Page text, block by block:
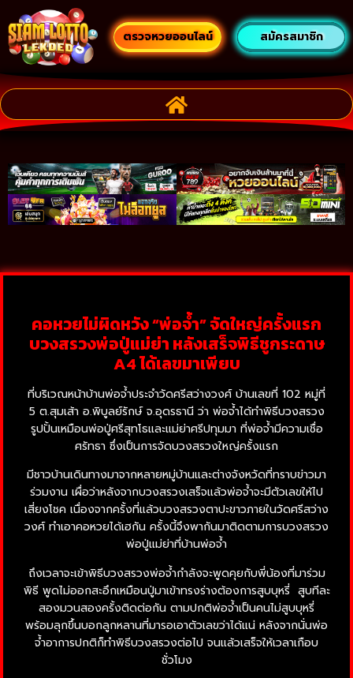
ตรวจหวยออนไลน์ สมัครสมาชิก
คอหวยไม่ผิดหวัง “พ่อจ้ำ” จัดใหญ่ครั้งแรก
บวงสรวงพ่อปู่แม่ย่า หลังเสร็จพิธีชูกระดาษ
A4 ได้เลขมาเพียบ
ที่บริเวณหน้าบ้านพ่อจ้ำประจำวัดศรีสว่างวงศ์ บ้านเลขที่ 102 หมู่ที่
5 ต.สุมเส้า อ.พิบูลย์รักษ์ จ.อุดรธานี ว่า พ่อจ้ำได้ทำพิธีบวงสรวง
รูปปั้นเหมือนพ่อปู่ศรีสุทโธและแม่ย่าศรีปทุมมา ที่พ่อจ้ำมีความเชื่อ
ศรัทธา ซึ่งเป็นการจัดบวงสรวงใหญ่ครั้งแรก
มีชาวบ้านเดินทางมาจากหลายหมู่บ้านและต่างจังหวัดที่ทราบข่าวมา
ร่วมงาน เผื่อว่าหลังจากบวงสรวงเสร็จแล้วพ่อจ้ำจะมีตัวเลขให้ไป
เสี่ยงโชค เนื่องจากครั้งที่แล้วบวงสรวงตาปะขาวภายในวัดศรีสว่าง
วงศ์ ทำเอาคอหวยได้เฮกัน ครั้งนี้จึงพากันมาติดตามการบวงสรวง
พ่อปู่แม่ย่าที่บ้านพ่อจ้ำ
ถึงเวลาจะเข้าพิธีบวงสรวงพ่อจ้ำกำลังจะพูดคุยกับพี่น้องที่มาร่วม
พิธี พูดไม่ออกสะอึกเหมือนปู่มาเข้าทรงร่างต้องการสูบบุหรี่ สูบทีละ
สองมวนสองครั้งติดต่อกัน ตามปกติพ่อจ้ำเป็นคนไม่สูบบุหรี่
พร้อมลุกขึ้นบอกลูกหลานที่มารอเอาตัวเลขว่าได้แน่ หลังจากนั่นพ่อ
จ้ำอาการปกติก็ทำพิธีบวงสรวงต่อไป จนแล้วเสร็จให้เวลาเกือบ
ชั่วโมง